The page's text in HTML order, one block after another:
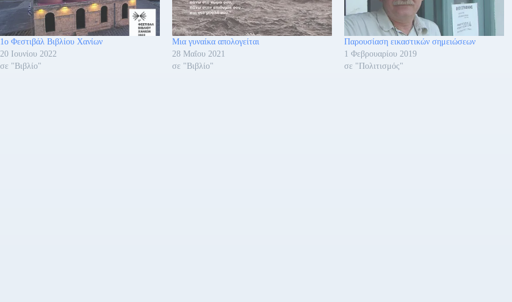
1ο Φεστιβάλ Βιβλίου Χανίων
20 Ιουνίου 2022
σε "Βιβλίο"
Μια γυναίκα απολογείται
28 Μαΐου 2021
σε "Βιβλίο"
Παρουσίαση εικαστικών σημειώσεων
1 Φεβρουαρίου 2019
σε "Πολιτισμός"